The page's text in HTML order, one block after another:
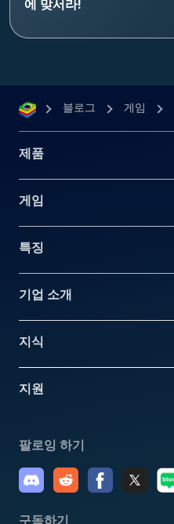
에 맞서라!
블로그 게임
제품
게임
특징
기업 소개
지식
지원
팔로잉 하기
구독하기